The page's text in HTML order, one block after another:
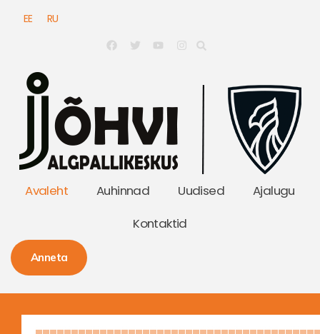
EE RU
Avaleht Auhinnad Uudised
Ajalugu
Kontaktid
Anneta